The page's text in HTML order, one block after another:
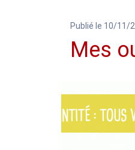
Publié le 10/11/
Mes